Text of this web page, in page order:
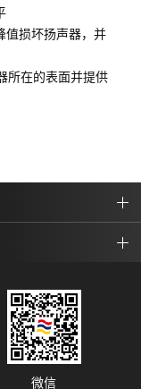
值损坏扬声器，并
所在的表面并提供
微信